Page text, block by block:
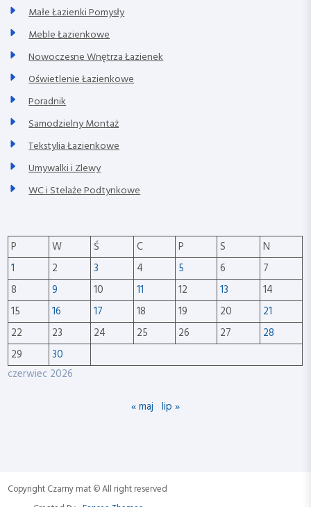
Małe Łazienki Pomysły
Meble Łazienkowe
Nowoczesne Wnętrza Łazienek
Oświetlenie Łazienkowe
Poradnik
Samodzielny Montaż
Tekstylia Łazienkowe
Umywalki i Zlewy
WC i Stelaże Podtynkowe
czerwiec 2026
P W Ś C P S
N
1
2 3 4 5 6
7
8
9 10 11 12 13
14
15
16 17 18 19 20
21
22
23 24 25 26 27
28
29
30
« maj lip »
Copyright Czarny mat © All right reserved